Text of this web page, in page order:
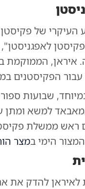
העיקרי של
פקיסטן
איראן, הממוקמת
הפקיסטנים
שבועות
למשא ומתן
ראש ממשלת
הימי במצר
להדק את